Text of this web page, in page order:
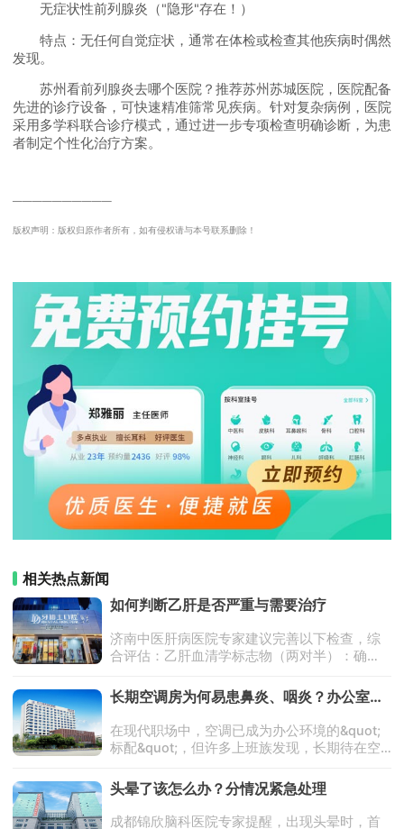
无症状性前列腺炎（"隐形"存在！）
特点：无任何自觉症状，通常在体检或检查其他疾病时偶然
发现。
苏州看前列腺炎去哪个医院？推荐苏州苏城医院，医院配备
先进的诊疗设备，可快速精准筛常见疾病。针对复杂病例，医院
采用多学科联合诊疗模式，通过进一步专项检查明确诊断，为患
者制定个性化治疗方案。
──────────
版权声明：版权归原作者所有，如有侵权请与本号联系删除！
相关热点新闻
如何判断乙肝是否严重与需要治疗
济南中医肝病医院专家建议完善以下检查，综
合评估：乙肝血清学标志物（两对半）：确
制强度；肝功能：重点关注ALT、AST、胆红
素、白蛋白等；
长期空调房为何易患鼻炎、咽炎？办公室人
在现代职场中，空调已成为办公环境的&quot;
标配&quot;，但许多上班族发现，长期待在空
问题接踵而至。数据显示，包括年轻教师、商
场营业员、职场经理等在内
头晕了该怎么办？分情况紧急处理
成都锦欣脑科医院专家提醒，出现头晕时，首